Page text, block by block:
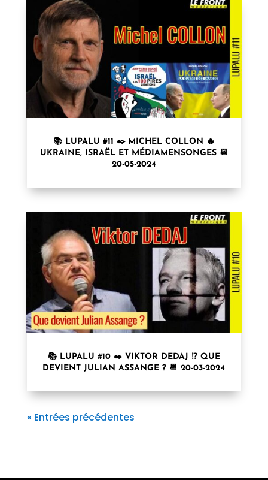
📚 LUPALU #11 ✒️ MICHEL COLLON 🔥
UKRAINE, ISRAËL ET MÉDIAMENSONGES 📆
20-05-2024
📚 LUPALU #10 ✒️ VIKTOR DEDAJ ⁉️ QUE
DEVIENT JULIAN ASSANGE ? 📆 20-03-2024
« Entrées précédentes